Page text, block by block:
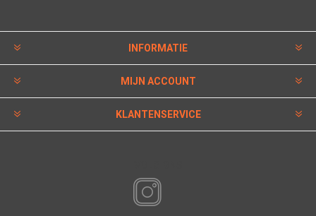
INFORMATIE
MIJN ACCOUNT
KLANTENSERVICE